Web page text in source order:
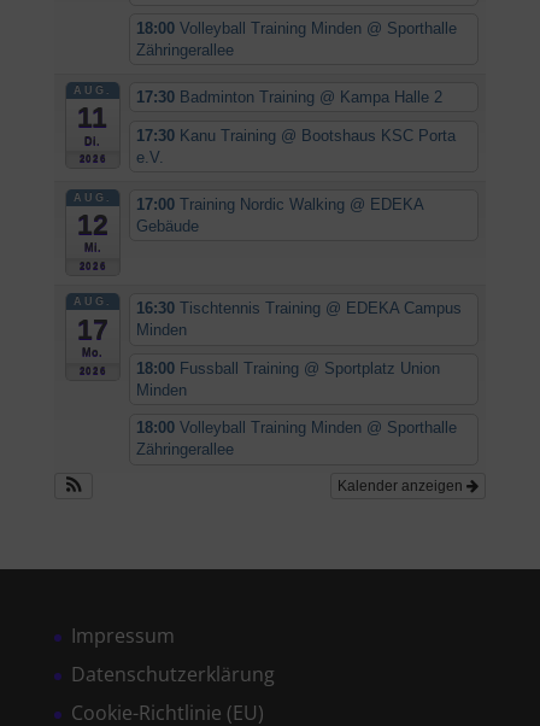
18:00Volleyball Training Minden @ Sporthalle
Zähringerallee
AUG.
11
Di.
2026
17:30 Badminton Training @ Kampa Halle 2
17:30 Kanu Training @ Bootshaus KSC Porta
e.V.
AUG.
12
Mi.
2026
17:00Training Nordic Walking @ EDEKA
Gebäude
AUG.
17
Mo.
2026
16:30Tischtennis Training @ EDEKA Campus
Minden
18:00 Fussball Training @ Sportplatz Union
Minden
18:00Volleyball Training Minden @ Sporthalle
Zähringerallee
Kalender anzeigen
Impressum
Datenschutzerklärung
Cookie-Richtlinie (EU)